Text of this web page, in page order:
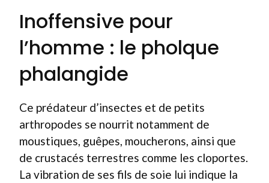
Inoffensive pour
l’homme : le pholque
phalangide
Ce prédateur d’insectes et de petits
arthropodes se nourrit notamment de
moustiques, guêpes, moucherons, ainsi que
de crustacés terrestres comme les cloportes.
La vibration de ses fils de soie lui indique la